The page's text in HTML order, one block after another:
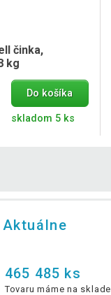
činka,
kg
Do košíka
skladom 5 ks
Aktuálne
465 485 ks
Tovaru máme na sklade